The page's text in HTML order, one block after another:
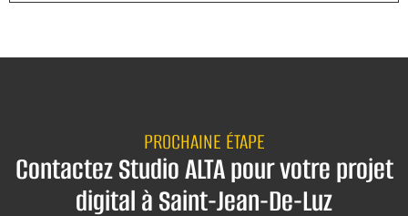
PROCHAINE ÉTAPE
Contactez Studio ALTA pour votre projet
digital à Saint-Jean-De-Luz